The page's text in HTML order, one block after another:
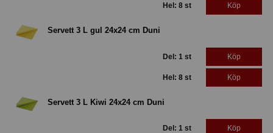
Hel: 8 st Köp
Servett 3 L gul 24x24 cm Duni
Del: 1 st Köp
Hel: 8 st Köp
Servett 3 L Kiwi 24x24 cm Duni
Del: 1 st Köp